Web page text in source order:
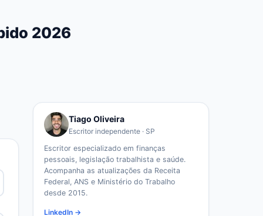
2026
Tiago Oliveira
Escritor independente · SP
Escritor especializado em finanças
pessoais, legislação trabalhista e saúde.
Acompanha as atualizações da Receita
Federal, ANS e Ministério do Trabalho
desde 2015.
LinkedIn →